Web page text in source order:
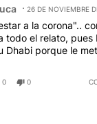
26 DE NOVIEMBRE
a la corona"..
todo el relato, pues
Dhabi porque le
0 0